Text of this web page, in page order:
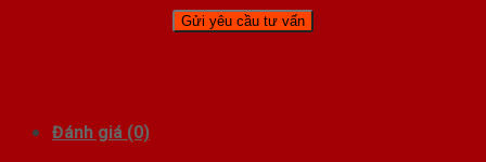
Đánh giá (0)